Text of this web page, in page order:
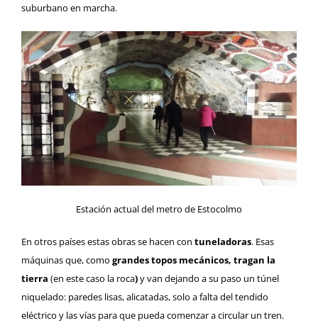
suburbano en marcha.
Estación actual del metro de Estocolmo
En otros países estas obras se hacen con tuneladoras. Esas
máquinas que, como grandes topos mecánicos, tragan la
tierra (en este caso la roca)y van dejando a su paso un túnel
niquelado: paredes lisas, alicatadas, solo a falta del tendido
eléctrico y las vías para que pueda comenzar a circular un tren.